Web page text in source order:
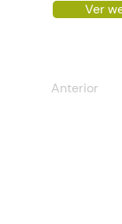
Ver
Anterior